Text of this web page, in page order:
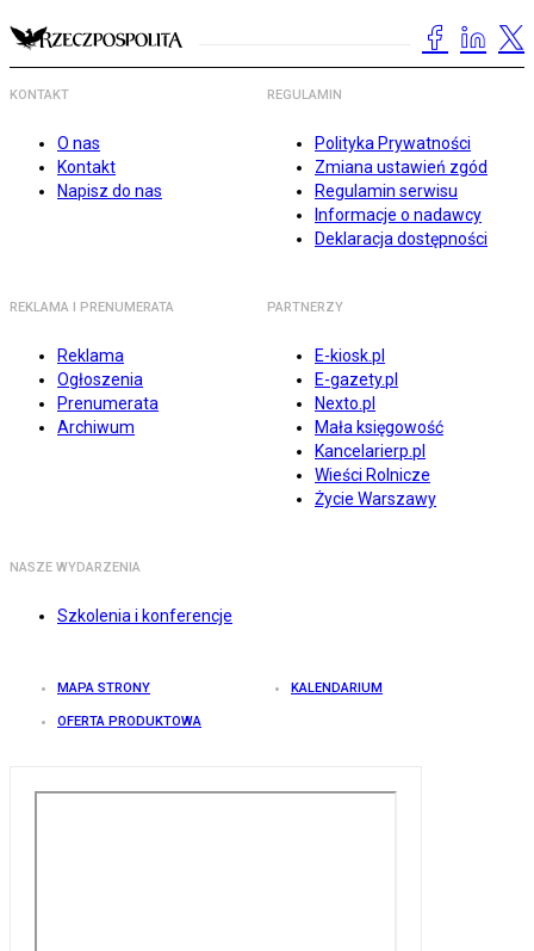
KONTAKT
O nas
Kontakt
Napisz do nas
REGULAMIN
Polityka Prywatności
Zmiana ustawień zgód
Regulamin serwisu
Informacje o nadawcy
Deklaracja dostępności
REKLAMA I PRENUMERATA
Reklama
Ogłoszenia
Prenumerata
Archiwum
PARTNERZY
E-kiosk.pl
E-gazety.pl
Nexto.pl
Mała księgowość
Kancelarierp.pl
Wieści Rolnicze
Życie Warszawy
NASZE WYDARZENIA
Szkolenia i konferencje
MAPA STRONY KALENDARIUM
OFERTA PRODUKTOWA